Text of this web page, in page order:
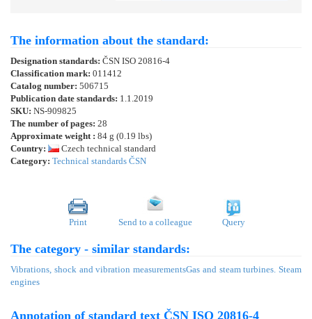
The information about the standard:
Designation standards: ČSN ISO 20816-4
Classification mark: 011412
Catalog number: 506715
Publication date standards: 1.1.2019
SKU: NS-909825
The number of pages: 28
Approximate weight : 84 g (0.19 lbs)
Country:
Czech technical standard
Category: Technical standards ČSN
Print Send to a colleague Query
The category - similar standards:
Vibrations, shock and vibration measurementsGas and steam turbines. Steam
engines
Annotation of standard text ČSN ISO 20816-4